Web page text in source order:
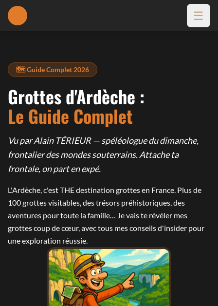
☰
🗺️ Guide Complet 2026
Grottes d'Ardèche :
Le Guide Complet
Vu par Alain TÉRIEUR — spéléologue du dimanche,
frontalier des mondes souterrains. Attache ta
frontale, on part en expé.
L'Ardèche, c'est THE destination grottes en France. Plus de
100 grottes visitables, des trésors préhistoriques, des
aventures pour toute la famille… Je vais te révéler mes
grottes coup de cœur, avec tous mes conseils d'insider pour
une exploration réussie.